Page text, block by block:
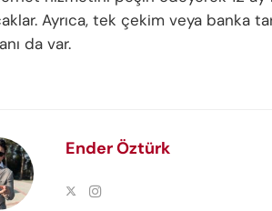
Ayrıca, tek çekim veya banka
da var.
Ender Öztürk